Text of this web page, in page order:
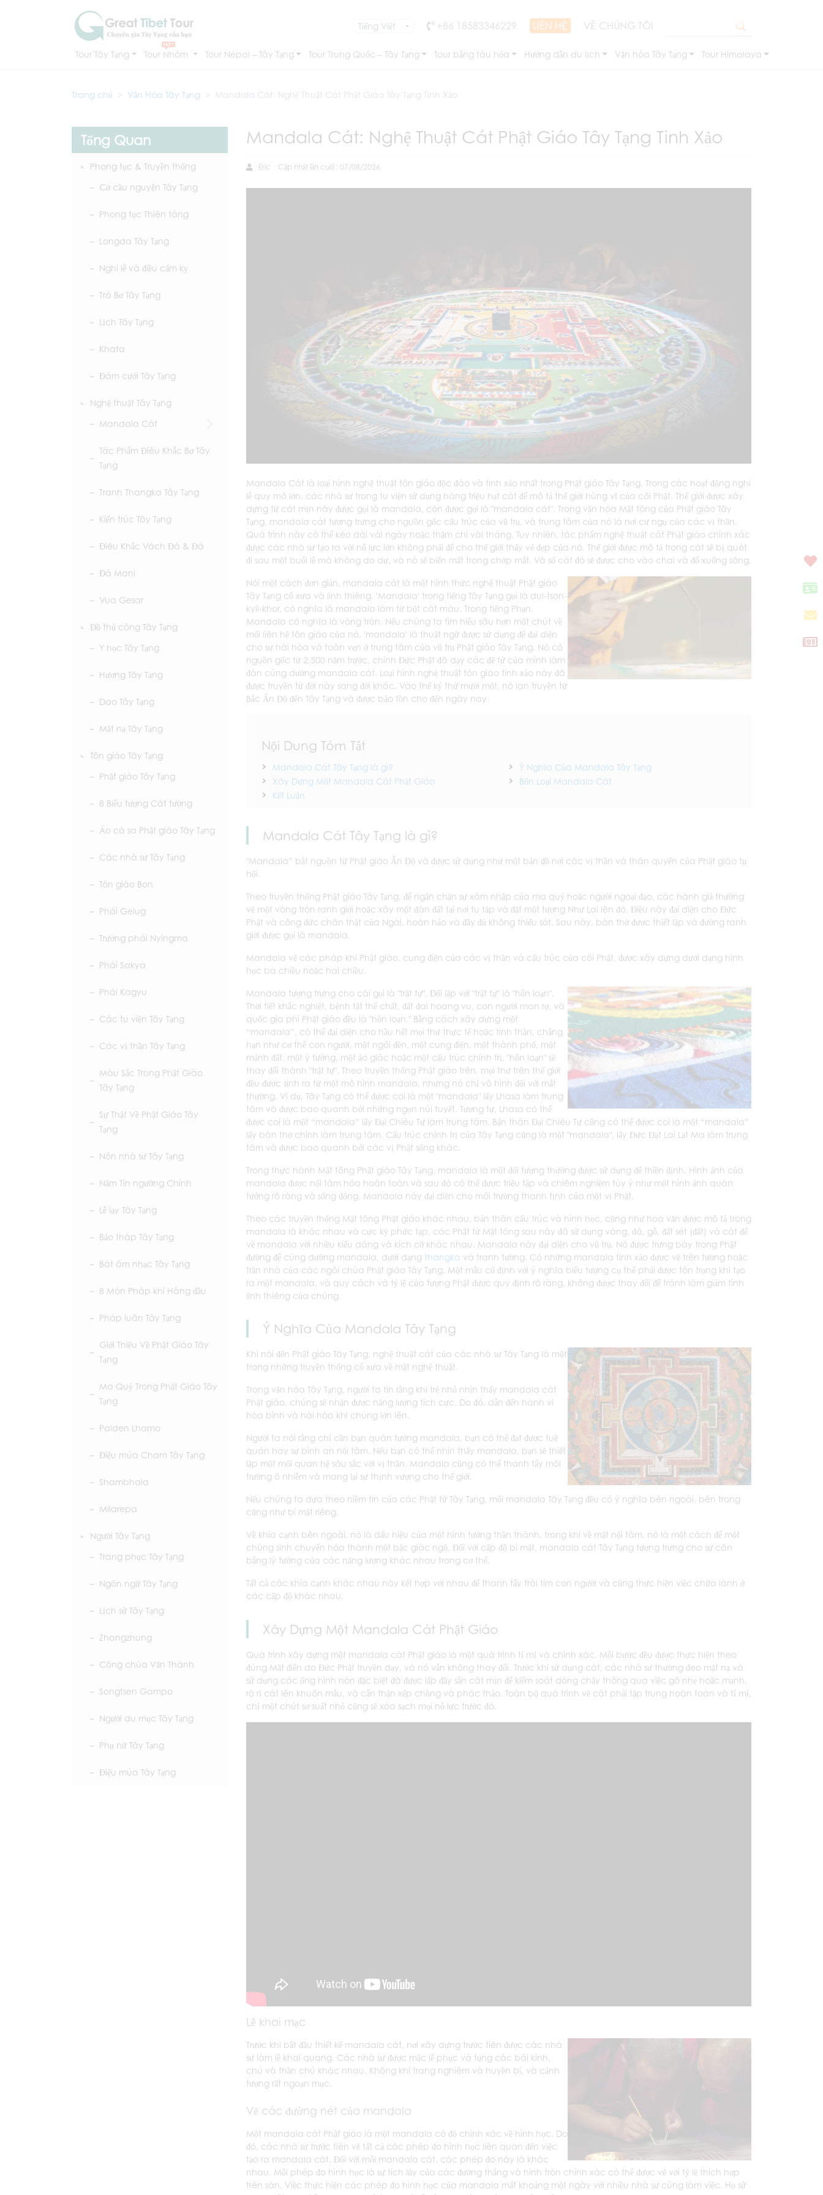
+86 18583346229 LIÊN HỆ VỀ CHÚNG TÔI
Tour Tây Tạng Tour Nhóm Tour Nepal – Tây Tạng Tour Trung Quốc – Tây Tạng Tour bằng tàu hỏa Hướng dẫn du lịch Văn hóa Tây Tạng Tour Himalaya
Trang chủ Văn Hóa Tây Tạng Mandala Cát: Nghệ Thuật Cát Phật Giáo Tây Tạng Tinh Xảo
Tổng Quan
Phong tục & Truyền thống
Cờ cầu nguyện Tây Tạng
Phong tục Thiên táng
Longda Tây Tạng
Nghi lễ và điều cấm kỵ
Trà Bơ Tây Tạng
Lịch Tây Tạng
Khata
Đám cưới Tây Tạng
Nghệ thuật Tây Tạng
Mandala Cát
Tác Phẩm Điêu Khắc Bơ Tây
Tạng
Tranh Thangka Tây Tạng
Kiến trúc Tây Tạng
Điêu Khắc Vách Đá & Đá
Đá Mani
Vua Gesar
Đồ thủ công Tây Tạng
Y học Tây Tạng
Hương Tây Tạng
Dao Tây Tạng
Mặt nạ Tây Tạng
Tôn giáo Tây Tạng
Phật giáo Tây Tạng
8 Biểu tượng Cát tường
Áo cà sa Phật giáo Tây Tạng
Các nhà sư Tây Tạng
Tôn giáo Bon
Phái Gelug
Trường phái Nyingma
Phái Sakya
Phái Kagyu
Các tu viện Tây Tạng
Các vị thần Tây Tạng
Màu Sắc Trong Phật Giáo
Tây Tạng
Sự Thật Về Phật Giáo Tây
Tạng
Nón nhà sư Tây Tạng
Năm Tín ngưỡng Chính
Lễ lạy Tây Tạng
Bảo tháp Tây Tạng
Bát âm nhạc Tây Tạng
8 Món Pháp khí Hàng đầu
Pháp luân Tây Tạng
Giới Thiệu Về Phật Giáo Tây
Tạng
Ma Quỷ Trong Phật Giáo Tây
Tạng
Palden Lhamo
Điệu múa Cham Tây Tạng
Shambhala
Milarepa
Người Tây Tạng
Trang phục Tây Tạng
Ngôn ngữ Tây Tạng
Lịch sử Tây Tạng
Zhangzhung
Công chúa Văn Thành
Songtsen Gampo
Người du mục Tây Tạng
Phụ nữ Tây Tạng
Điệu múa Tây Tạng
Mandala Cát: Nghệ Thuật Cát Phật Giáo Tây Tạng Tinh Xảo
Eric Cập nhật lần cuối : 07/08/2026
Mandala Cát là loại hình nghệ thuật tôn giáo độc đáo và tinh xảo nhất trong Phật giáo Tây Tạng. Trong các hoạt động nghi
lễ quy mô lớn, các nhà sư trong tu viện sử dụng hàng triệu hạt cát để mô tả thế giới hùng vĩ của cõi Phật. Thế giới được xây
dựng từ cát mịn này được gọi là mandala, còn được gọi là "mandala cát". Trong văn hóa Mật tông của Phật giáo Tây
Tạng, mandala cát tượng trưng cho nguồn gốc cấu trúc của vũ trụ, và trung tâm của nó là nơi cư ngụ của các vị thần.
Quá trình này có thể kéo dài vài ngày hoặc thậm chí vài tháng. Tuy nhiên, tác phẩm nghệ thuật cát Phật giáo chính xác
được các nhà sư tạo ra với nỗ lực lớn không phải để cho thế giới thấy vẻ đẹp của nó. Thế giới được mô tả trong cát sẽ bị quét
đi sau một buổi lễ mà không do dự, và nó sẽ biến mất trong chớp mắt. Và số cát đó sẽ được cho vào chai và đổ xuống sông.
Nói một cách đơn giản, mandala cát là một hình thức nghệ thuật Phật giáo
Tây Tạng cổ xưa và linh thiêng. 'Mandala' trong tiếng Tây Tạng gọi là dul-tson-
kyil-khor, có nghĩa là mandala làm từ bột cát màu. Trong tiếng Phạn,
Mandala có nghĩa là vòng tròn. Nếu chúng ta tìm hiểu sâu hơn một chút về
mối liên hệ tôn giáo của nó, 'mandala' là thuật ngữ được sử dụng để đại diện
cho sự hài hòa và toàn vẹn ở trung tâm của vũ trụ Phật giáo Tây Tạng. Nó có
nguồn gốc từ 2.500 năm trước, chính Đức Phật đã dạy các đệ tử của mình làm
đàn cúng dường mandala cát. Loại hình nghệ thuật tôn giáo tinh xảo này đã
được truyền từ đời này sang đời khác. Vào thế kỷ thứ mười một, nó lan truyền từ
Bắc Ấn Độ đến Tây Tạng và được bảo tồn cho đến ngày nay.
Nội Dung Tóm Tắt
Mandala Cát Tây Tạng là gì?
Ý Nghĩa Của Mandala Tây Tạng
Xây Dựng Một Mandala Cát Phật Giáo
Bốn Loại Mandala Cát
Kết Luận
Mandala Cát Tây Tạng là gì?
"Mandala” bắt nguồn từ Phật giáo Ấn Độ và được sử dụng như một bản đồ nơi các vị thần và thân quyến của Phật giáo tụ
hội.
Theo truyền thống Phật giáo Tây Tạng, để ngăn chặn sự xâm nhập của ma quỷ hoặc người ngoại đạo, các hành giả thường
vẽ một vòng tròn ranh giới hoặc xây một đàn đất tại nơi tu tập và đặt một tượng Như Lai lên đó. Điều này đại diện cho Đức
Phật và công đức chân thật của Ngài, hoàn hảo và đầy đủ không thiếu sót. Sau này, bàn thờ được thiết lập và đường ranh
giới được gọi là mandala.
Mandala vẽ các pháp khí Phật giáo, cung điện của các vị thần và cấu trúc của cõi Phật, được xây dựng dưới dạng hình
học ba chiều hoặc hai chiều.
Mandala tượng trưng cho cái gọi là "trật tự". Đối lập với "trật tự" là "hỗn loạn".
Thời tiết khắc nghiệt, bệnh tật thể chất, đất đai hoang vu, con người man rợ, và
quốc gia phi Phật giáo đều là "hỗn loạn." Bằng cách xây dựng một
“mandala”, có thể đại diện cho hầu hết mọi thứ thực tế hoặc tinh thần, chẳng
hạn như cơ thể con người, một ngôi đền, một cung điện, một thành phố, một
mảnh đất, một ý tưởng, một ảo giác hoặc một cấu trúc chính trị, "hỗn loạn" sẽ
thay đổi thành "trật tự". Theo truyền thống Phật giáo trên, mọi thứ trên thế giới
đều được sinh ra từ một mô hình mandala, nhưng nó chỉ vô hình đối với mắt
thường. Ví dụ, Tây Tạng có thể được coi là một "mandala" lấy Lhasa làm trung
tâm và được bao quanh bởi những ngọn núi tuyết. Tương tự, Lhasa có thể
được coi là một “mandala” lấy Đại Chiêu Tự làm trung tâm. Bản thân Đại Chiêu Tự cũng có thể được coi là một “mandala”
lấy bàn thờ chính làm trung tâm. Cấu trúc chính trị của Tây Tạng cũng là một "mandala", lấy Đức Đạt Lai Lạt Ma làm trung
tâm và được bao quanh bởi các vị Phật sống khác.
Trong thực hành Mật tông Phật giáo Tây Tạng, mandala là một đối tượng thường được sử dụng để thiền định. Hình ảnh của
mandala được nội tâm hóa hoàn toàn và sau đó có thể được triệu tập và chiêm nghiệm tùy ý như một hình ảnh quán
tưởng rõ ràng và sống động. Mandala này đại diện cho môi trường thanh tịnh của một vị Phật.
Theo các truyền thống Mật tông Phật giáo khác nhau, bản thân cấu trúc và hình học, cũng như hoa văn được mô tả trong
mandala là khác nhau và cực kỳ phức tạp, các Phật tử Mật tông sau này đã sử dụng vàng, đá, gỗ, đất sét (đất) và cát để
vẽ mandala với nhiều kiểu dáng và kích cỡ khác nhau. Mandala này đại diện cho vũ trụ. Nó được trưng bày trong Phật
đường để cúng dường mandala, dưới dạng thangka và tranh tường. Có những mandala tinh xảo được vẽ trên tường hoặc
trần nhà của các ngôi chùa Phật giáo Tây Tạng. Một mẫu cố định với ý nghĩa biểu tượng cụ thể phải được tôn trọng khi tạo
ra một mandala, và quy cách và tỷ lệ của tượng Phật được quy định rõ ràng, không được thay đổi để tránh làm giảm tính
linh thiêng của chúng.
Ý Nghĩa Của Mandala Tây Tạng
Khi nói đến Phật giáo Tây Tạng, nghệ thuật cát của các nhà sư Tây Tạng là một
trong những truyền thống cổ xưa về mặt nghệ thuật.
Trong văn hóa Tây Tạng, người ta tin rằng khi trẻ nhỏ nhìn thấy mandala cát
Phật giáo, chúng sẽ nhận được năng lượng tích cực. Do đó, dẫn đến hành vi
hòa bình và hài hòa khi chúng lớn lên.
Người ta nói rằng chỉ cần bạn quán tưởng mandala, bạn có thể đạt được tuệ
quán hay sự bình an nội tâm. Nếu bạn có thể nhìn thấy mandala, bạn sẽ thiết
lập một mối quan hệ sâu sắc với vị thần. Mandala cũng có thể thanh tẩy môi
trường ô nhiễm và mang lại sự thịnh vượng cho thế giới.
Nếu chúng ta dựa theo niềm tin của các Phật tử Tây Tạng, mỗi mandala Tây Tạng đều có ý nghĩa bên ngoài, bên trong
cũng như bí mật riêng.
Về khía cạnh bên ngoài, nó là dấu hiệu của một hình tướng thần thánh, trong khi về mặt nội tâm, nó là một cách để một
chúng sinh chuyển hóa thành một bậc giác ngộ. Đối với cấp độ bí mật, mandala cát Tây Tạng tượng trưng cho sự cân
bằng lý tưởng của các năng lượng khác nhau trong cơ thể.
Tất cả các khía cạnh khác nhau này kết hợp với nhau để thanh tẩy trái tim con người và cũng thực hiện việc chữa lành ở
các cấp độ khác nhau.
Xây Dựng Một Mandala Cát Phật Giáo
Quá trình xây dựng một mandala cát Phật giáo là một quá trình tỉ mỉ và chính xác. Mỗi bước đều được thực hiện theo
đúng Mật điển do Đức Phật truyền dạy, và nó vẫn không thay đổi. Trước khi sử dụng cát, các nhà sư thường đeo mặt nạ và
sử dụng các ống hình nón đặc biệt đã được lấp đầy sẵn cát mịn để kiểm soát dòng chảy thông qua việc gõ nhẹ hoặc mạnh,
rò rỉ cát lên khuôn mẫu, và cẩn thận xếp chồng và phác thảo. Toàn bộ quá trình vẽ cát phải tập trung hoàn toàn và tỉ mỉ,
chỉ một chút sơ suất nhỏ cũng sẽ xóa sạch mọi nỗ lực trước đó.
Lễ khai mạc
Trước khi bắt đầu thiết kế mandala cát, nơi xây dựng trước tiên được các nhà
sư làm lễ khai quang. Các nhà sư được mặc lễ phục và tụng các bài kinh,
chú và thần chú khác nhau. Không khí trang nghiêm và huyền bí, và cảnh
tượng rất ngoạn mục.
Vẽ các đường nét của mandala
Một mandala cát Phật giáo là một mandala có độ chính xác về hình học. Do
đó, các nhà sư trước tiên vẽ tất cả các phép đo hình học liên quan đến việc
tạo ra mandala cát. Đối với mỗi mandala cát, các phép đo này là khác
nhau. Mỗi phép đo hình học là sự tích lũy của các đường thẳng và hình tròn chính xác có thể được vẽ với tỷ lệ thích hợp
trên sàn. Việc thực hiện các phép đo hình học của mandala mất khoảng một ngày với nhiều nhà sư cùng làm việc. Họ sử